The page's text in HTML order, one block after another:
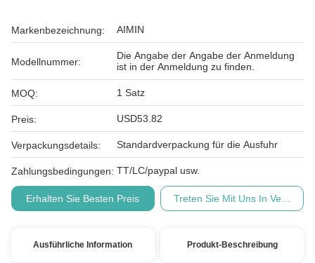
Markenbezeichnung: AIMIN
Modellnummer:
Die Angabe der Angabe der Anmeldung
ist in der Anmeldung zu finden.
MOQ: 1 Satz
Preis: USD53.82
Verpackungsdetails: Standardverpackung für die Ausfuhr
Zahlungsbedingungen: TT/LC/paypal usw.
Erhalten Sie Besten Preis Treten Sie Mit Uns In
Ausführliche Information Produkt-Beschreibung